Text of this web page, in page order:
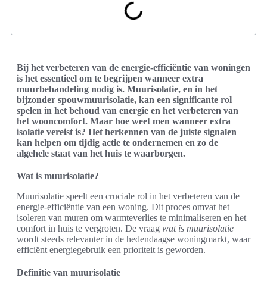
Bij het verbeteren van de energie-efficiëntie van woningen
is het essentieel om te begrijpen wanneer extra
muurbehandeling nodig is. Muurisolatie, en in het
bijzonder spouwmuurisolatie, kan een significante rol
spelen in het behoud van energie en het verbeteren van
het wooncomfort. Maar hoe weet men wanneer extra
isolatie vereist is? Het herkennen van de juiste signalen
kan helpen om tijdig actie te ondernemen en zo de
algehele staat van het huis te waarborgen.
Wat is muurisolatie?
Muurisolatie speelt een cruciale rol in het verbeteren van de
energie-efficiëntie van een woning. Dit proces omvat het
isoleren van muren om warmteverlies te minimaliseren en het
comfort in huis te vergroten. De vraag wat is muurisolatie
wordt steeds relevanter in de hedendaagse woningmarkt, waar
efficiënt energiegebruik een prioriteit is geworden.
Definitie van muurisolatie